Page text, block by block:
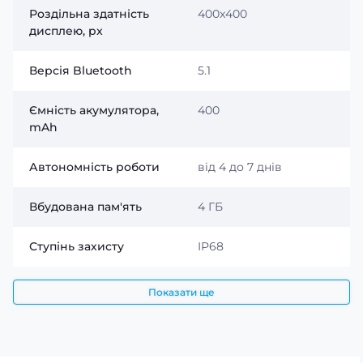
ремінець забезпечує комфортну посадку протягом
усього дня. Водозахист до 50 метрів дозволяє не
контакт із водою.
Роздільна здатність
дисплею, px
400x400
Версія Bluetooth 5.1
Ємність акумулятора,
mAh
400
Автономність роботи від 4 до 7 днів
Вбудована пам'ять 4 ГБ
Ступінь захисту IP68
Показати ще